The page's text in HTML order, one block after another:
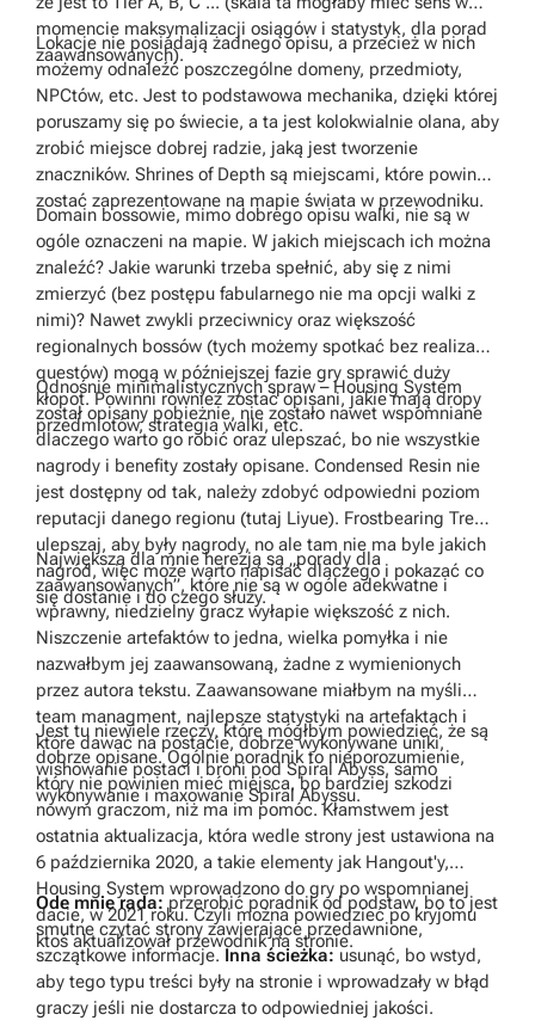
momencie maksymalizacji osiągów i statystyk, dla porad
zaawansowanych).
Lokacje nie posiadają żadnego opisu, a przecież w nich
możemy odnaleźć poszczególne domeny, przedmioty,
NPCtów, etc. Jest to podstawowa mechanika, dzięki której
poruszamy się po świecie, a ta jest kolokwialnie olana, aby
zrobić miejsce dobrej radzie, jaką jest tworzenie
znaczników. Shrines of Depth są miejscami, które powinny
zostać zaprezentowane na mapie świata w przewodniku.
Domain bossowie, mimo dobrego opisu walki, nie są w
ogóle oznaczeni na mapie. W jakich miejscach ich można
znaleźć? Jakie warunki trzeba spełnić, aby się z nimi
zmierzyć (bez postępu fabularnego nie ma opcji walki z
nimi)? Nawet zwykli przeciwnicy oraz większość
regionalnych bossów (tych możemy spotkać bez realizacji
questów) mogą w późniejszej fazie gry sprawić duży
kłopot. Powinni również zostać opisani, jakie mają dropy
przedmiotów, strategia walki, etc.
Odnośnie minimalistycznych spraw – Housing System
został opisany pobieżnie, nie zostało nawet wspomniane
dlaczego warto go robić oraz ulepszać, bo nie wszystkie
nagrody i benefity zostały opisane. Condensed Resin nie
jest dostępny od tak, należy zdobyć odpowiedni poziom
reputacji danego regionu (tutaj Liyue). Frostbearing Tree –
ulepszaj, aby były nagrody, no ale tam nie ma byle jakich
nagród, więc może warto napisać dlaczego i pokazać co
się dostanie i do czego służy.
Największą dla mnie herezją są „porady dla
zaawansowanych”, które nie są w ogóle adekwatne i
wprawny, niedzielny gracz wyłapie większość z nich.
Niszczenie artefaktów to jedna, wielka pomyłka i nie
nazwałbym jej zaawansowaną, żadne z wymienionych
przez autora tekstu. Zaawansowane miałbym na myśli
team managment, najlepsze statystyki na artefaktach i
które dawać na postacie, dobrze wykonywane uniki,
wishowanie postaci i broni pod Spiral Abyss, samo
wykonywanie i maxowanie Spiral Abyssu.
Jest tu niewiele rzeczy, które mógłbym powiedzieć, że są
dobrze opisane. Ogólnie poradnik to nieporozumienie,
który nie powinien mieć miejsca, bo bardziej szkodzi
nowym graczom, niż ma im pomóc. Kłamstwem jest
ostatnia aktualizacja, która wedle strony jest ustawiona na
6 października 2020, a takie elementy jak Hangout'y,
Housing System wprowadzono do gry po wspomnianej
dacie, w 2021 roku. Czyli można powiedzieć po kryjomu
ktoś aktualizował przewodnik na stronie.
Ode mnie rada: przerobić poradnik od podstaw, bo to jest
smutne czytać strony zawierające przedawnione,
szczątkowe informacje. Inna ścieżka: usunąć, bo wstyd,
aby tego typu treści były na stronie i wprowadzały w błąd
graczy jeśli nie dostarcza to odpowiedniej jakości.